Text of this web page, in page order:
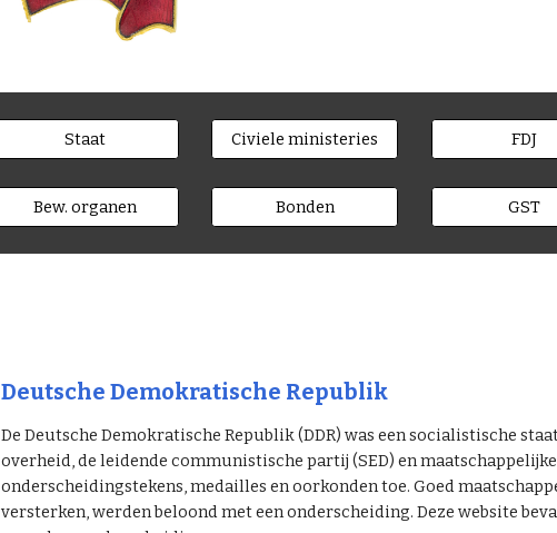
Staat
Bew. organen
Civiele ministeries
Bonden
FDJ
GST
Deutsche Demokratische Republik
De Deutsche Demokratische Republik (DDR) was een socialistische
overheid, de leidende communistische partij (SED) en
onderscheidingstekens, medailles en oorkonden toe. Goed
versterken, werden beloond met een onderscheiding. Deze website